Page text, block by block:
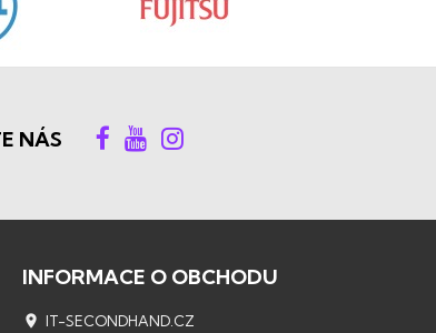
NÁS
INFORMACE O OBCHODU
 IT-SECONDHAND.CZ